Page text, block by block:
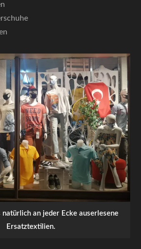
natürlich an jeder Ecke auserlesene
Ersatztextilien.